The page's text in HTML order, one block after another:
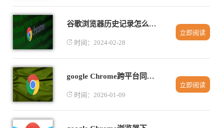
谷歌浏览器历史记录怎么恢复
时间：2024-02-28
立即阅读
google Chrome跨平台同步插件体验
时间：2026-01-09
立即阅读